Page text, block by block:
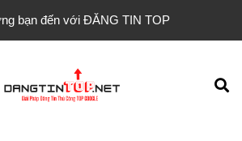
bạn đến với ĐĂNG TIN TOP